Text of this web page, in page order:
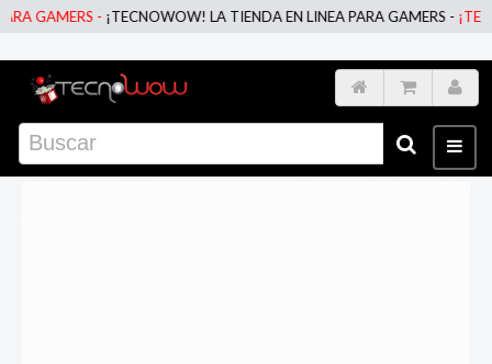
GAMERS -¡TECNOWOW! LA TIENDA EN LINEA PARA GAMERS -